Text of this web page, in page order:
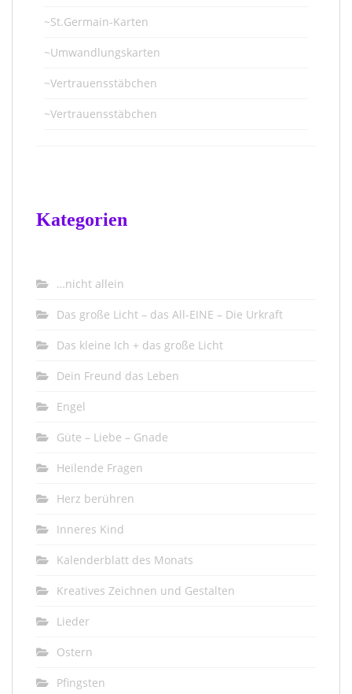
~St.Germain-Karten
~Umwandlungskarten
~Vertrauensstäbchen
~Vertrauensstäbchen
Kategorien
…nicht allein
Das große Licht – das All-EINE – Die Urkraft
Das kleine Ich + das große Licht
Dein Freund das Leben
Engel
Güte – Liebe – Gnade
Heilende Fragen
Herz berühren
Inneres Kind
Kalenderblatt des Monats
Kreatives Zeichnen und Gestalten
Lieder
Ostern
Pfingsten